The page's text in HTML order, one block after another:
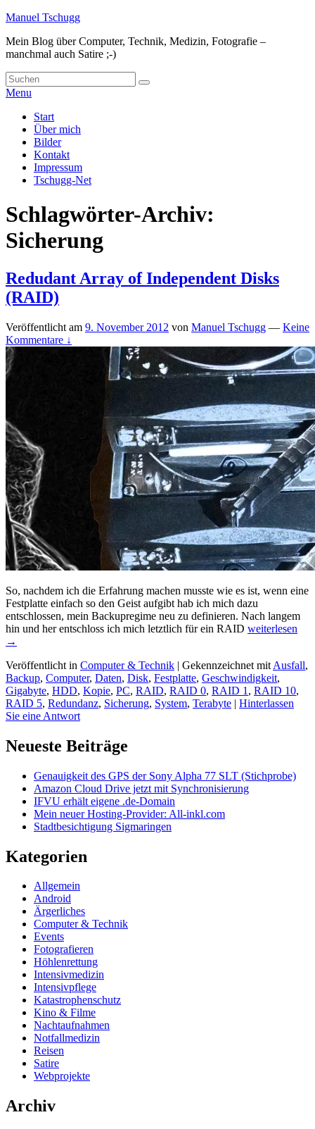
Skip
content
Manuel Tschugg
Mein Blog über Computer, Technik, Medizin, Fotografie –
manchmal auch Satire ;-)
Search
for:
Suche
Menu
Hauptmenü
Start
Über mich
Bilder
Kontakt
Impressum
Tschugg-Net
Schlagwörter-Archiv:
Sicherung
Redudant Array of Independent Disks
(RAID)
Veröffentlicht am 9. November 2012 von Manuel Tschugg — Keine
Kommentare ↓
So, nachdem ich die Erfahrung machen musste wie es ist, wenn eine
Festplatte einfach so den Geist aufgibt hab ich mich dazu
entschlossen, mein Backupregime neu zu definieren. Nach langem
hin und her entschloss ich mich letztlich für ein RAID weiterlesen
→
Veröffentlicht in Computer & Technik | Gekennzeichnet mit Ausfall,
Backup, Computer, Daten, Disk, Festplatte, Geschwindigkeit,
Gigabyte, HDD, Kopie, PC, RAID, RAID 0, RAID 1 , RAID 10,
RAID 5, Redundanz, Sicherung, System, Terabyte | Hinterlassen
Sie eine Antwort
Primärer
Widget-
Bereich
Neueste Beiträge
Genauigkeit des GPS der Sony Alpha 77 SLT (Stichprobe)
Amazon Cloud Drive jetzt mit Synchronisierung
IFVU erhält eigene .de-Domain
Mein neuer Hosting-Provider: All-inkl.com
Stadtbesichtigung Sigmaringen
Kategorien
Allgemein
Android
Ärgerliches
Computer & Technik
Events
Fotografieren
Höhlenrettung
Intensivmedizin
Intensivpflege
Katastrophenschutz
Kino & Filme
Nachtaufnahmen
Notfallmedizin
Reisen
Satire
Webprojekte
Archiv